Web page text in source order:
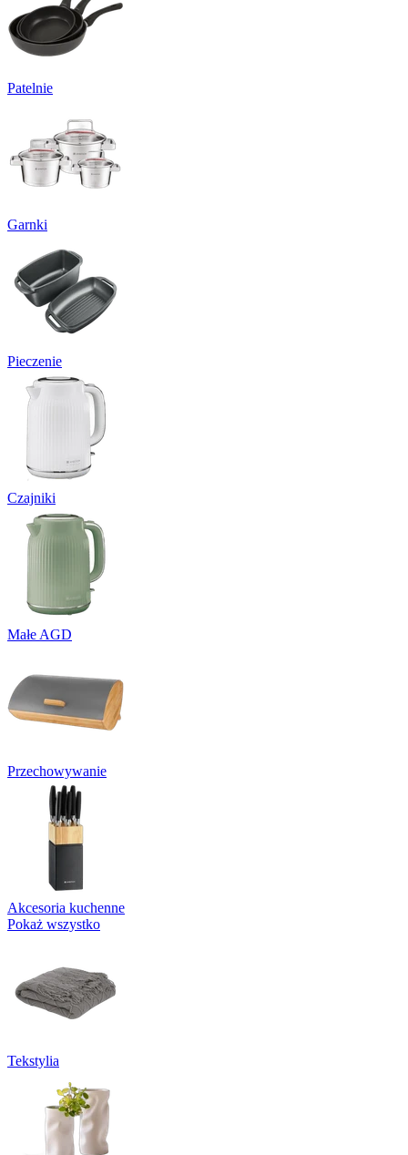
Patelnie
Garnki
Pieczenie
Czajniki
Małe AGD
Przechowywanie
Akcesoria kuchenne
Pokaż wszystko
Tekstylia